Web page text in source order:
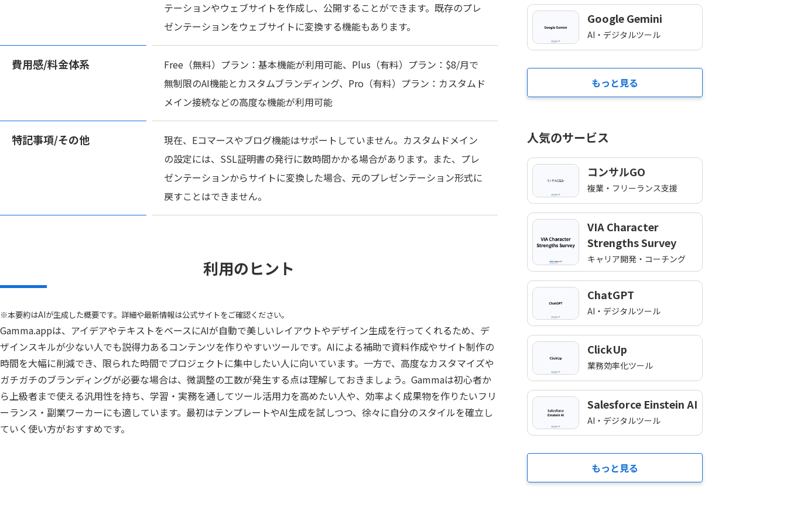
テーションやウェブサイトを作成し、公開することができます。既存のプレ
ゼンテーションをウェブサイトに変換する機能もあります。
費用感/料金体系
Free（無料）プラン：基本機能が利用可能、Plus（有料）プラン：$8/月で
無制限のAI機能とカスタムブランディング、Pro（有料）プラン：カスタムド
メイン接続などの高度な機能が利用可能
特記事項/その他
現在、Eコマースやブログ機能はサポートしていません。カスタムドメイン
の設定には、SSL証明書の発行に数時間かかる場合があります。また、プレ
ゼンテーションからサイトに変換した場合、元のプレゼンテーション形式に
戻すことはできません。
利用のヒント
※本要約はAIが生成した概要です。詳細や最新情報は公式サイトをご確認ください。
Gamma.appは、アイデアやテキストをベースにAIが自動で美しいレイアウトやデザイン生成を行ってくれるため、デ
ザインスキルが少ない人でも説得力あるコンテンツを作りやすいツールです。AIによる補助で資料作成やサイト制作の
時間を大幅に削減でき、限られた時間でプロジェクトに集中したい人に向いています。一方で、高度なカスタマイズや
ガチガチのブランディングが必要な場合は、微調整の工数が発生する点は理解しておきましょう。Gammaは初心者か
ら上級者まで使える汎用性を持ち、学習・実務を通してツール活用力を高めたい人や、効率よく成果物を作りたいフリ
ーランス・副業ワーカーにも適しています。最初はテンプレートやAI生成を試しつつ、徐々に自分のスタイルを確立し
ていく使い方がおすすめです。
Google Gemini
AI・デジタルツール
もっと見る
人気のサービス
コンサルGO
複業・フリーランス支援
VIA Character
Strengths Survey
キャリア開発・コーチング
ChatGPT
AI・デジタルツール
ClickUp
業務効率化ツール
Salesforce Einstein AI
AI・デジタルツール
もっと見る